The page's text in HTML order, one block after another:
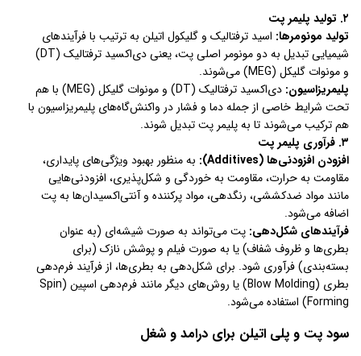
۲. تولید پلیمر پت
تولید مونومرها: اسید ترفتالیک و گلیکول اتیلن به ترتیب با فرآیندهای
شیمیایی تبدیل به دو مونومر اصلی پت، یعنی دی‌اکسید ترفتالیک (DT)
و مونوات گلیکل (MEG) می‌شوند.
پلیمریزاسیون:
دی‌اکسید ترفتالیک (DT) و مونوات گلیکل (MEG) با هم
تحت شرایط خاصی از جمله دما و فشار در واکنش‌گاه‌های پلیمریزاسیون با
هم ترکیب می‌شوند تا به پلیمر پت تبدیل شوند.
۳. فرآوری پلیمر پت
افزودن افزودنی‌ها (Additives):
به منظور بهبود ویژگی‌های پایداری،
مقاومت به حرارت، مقاومت به خوردگی و شکل‌پذیری، افزودنی‌هایی
مانند مواد ضدکششی، رنگدهی، مواد پرکننده و آنتی‌اکسیدان‌ها به پت
اضافه می‌شود.
فرآیندهای شکل‌دهی: پت می‌تواند به صورت شیشه‌ای (به عنوان
بطری‌ها و ظروف شفاف) یا به صورت فیلم و پوشش نازک (برای
بسته‌بندی) فرآوری شود. برای شکل‌دهی به بطری‌ها، از فرآیند فرم‌دهی
بطری (Blow Molding) یا روش‌های دیگر مانند فرم‌دهی اسپین (Spin
Forming) استفاده می‌شود.
سود پت و پلی اتیلن برای درامد و شغل